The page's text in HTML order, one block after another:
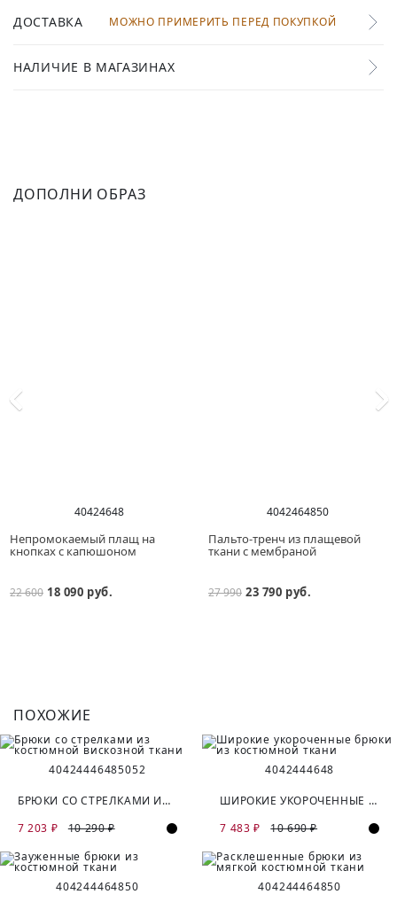
ДОСТАВКА МОЖНО ПРИМЕРИТЬ ПЕРЕД ПОКУПКОЙ
НАЛИЧИЕ В МАГАЗИНАХ
ДОПОЛНИ ОБРАЗ
40424648
Непромокаемый плащ на
кнопках с капюшоном
22 600 18 090 руб.
4042464850
Пальто-тренч из плащевой
ткани с мембраной
27 990 23 790 руб.
ПОХОЖИЕ
40424446485052
БРЮКИ СО СТРЕЛКАМИ ИЗ КОСТЮМНОЙ ВИСКОЗНОЙ ТКАНИ
7 203 ₽
10 290 ₽
4042444648
ШИРОКИЕ УКОРОЧЕННЫЕ БРЮКИ ИЗ КОСТЮМНОЙ ТКАНИ
7 483 ₽
10 690 ₽
404244464850 404244464850